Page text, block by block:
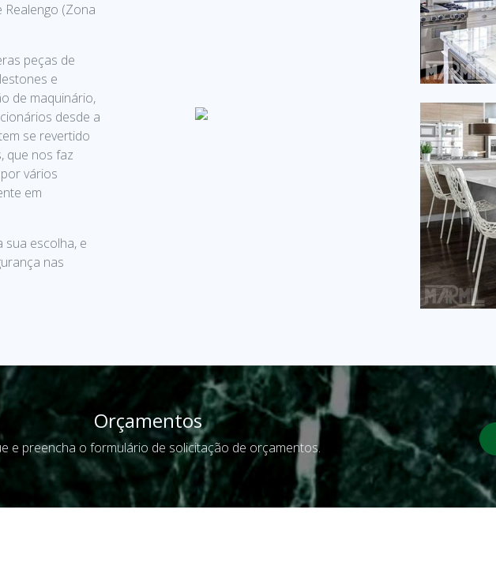
Realengo (Zona
peças de
e
de maquinário,
desde a
se revertido
que nos faz
vários
em
sua escolha, e
nas
Orçamentos
e preencha o formulário de solicitação de orçamentos.